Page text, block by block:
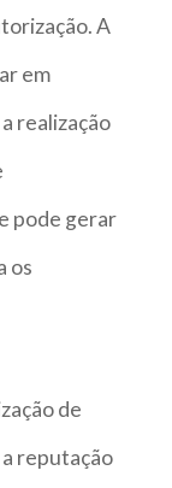
A
em
realização
pode gerar
os
de
reputação